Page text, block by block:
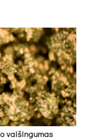
vai­šin­gu­mas